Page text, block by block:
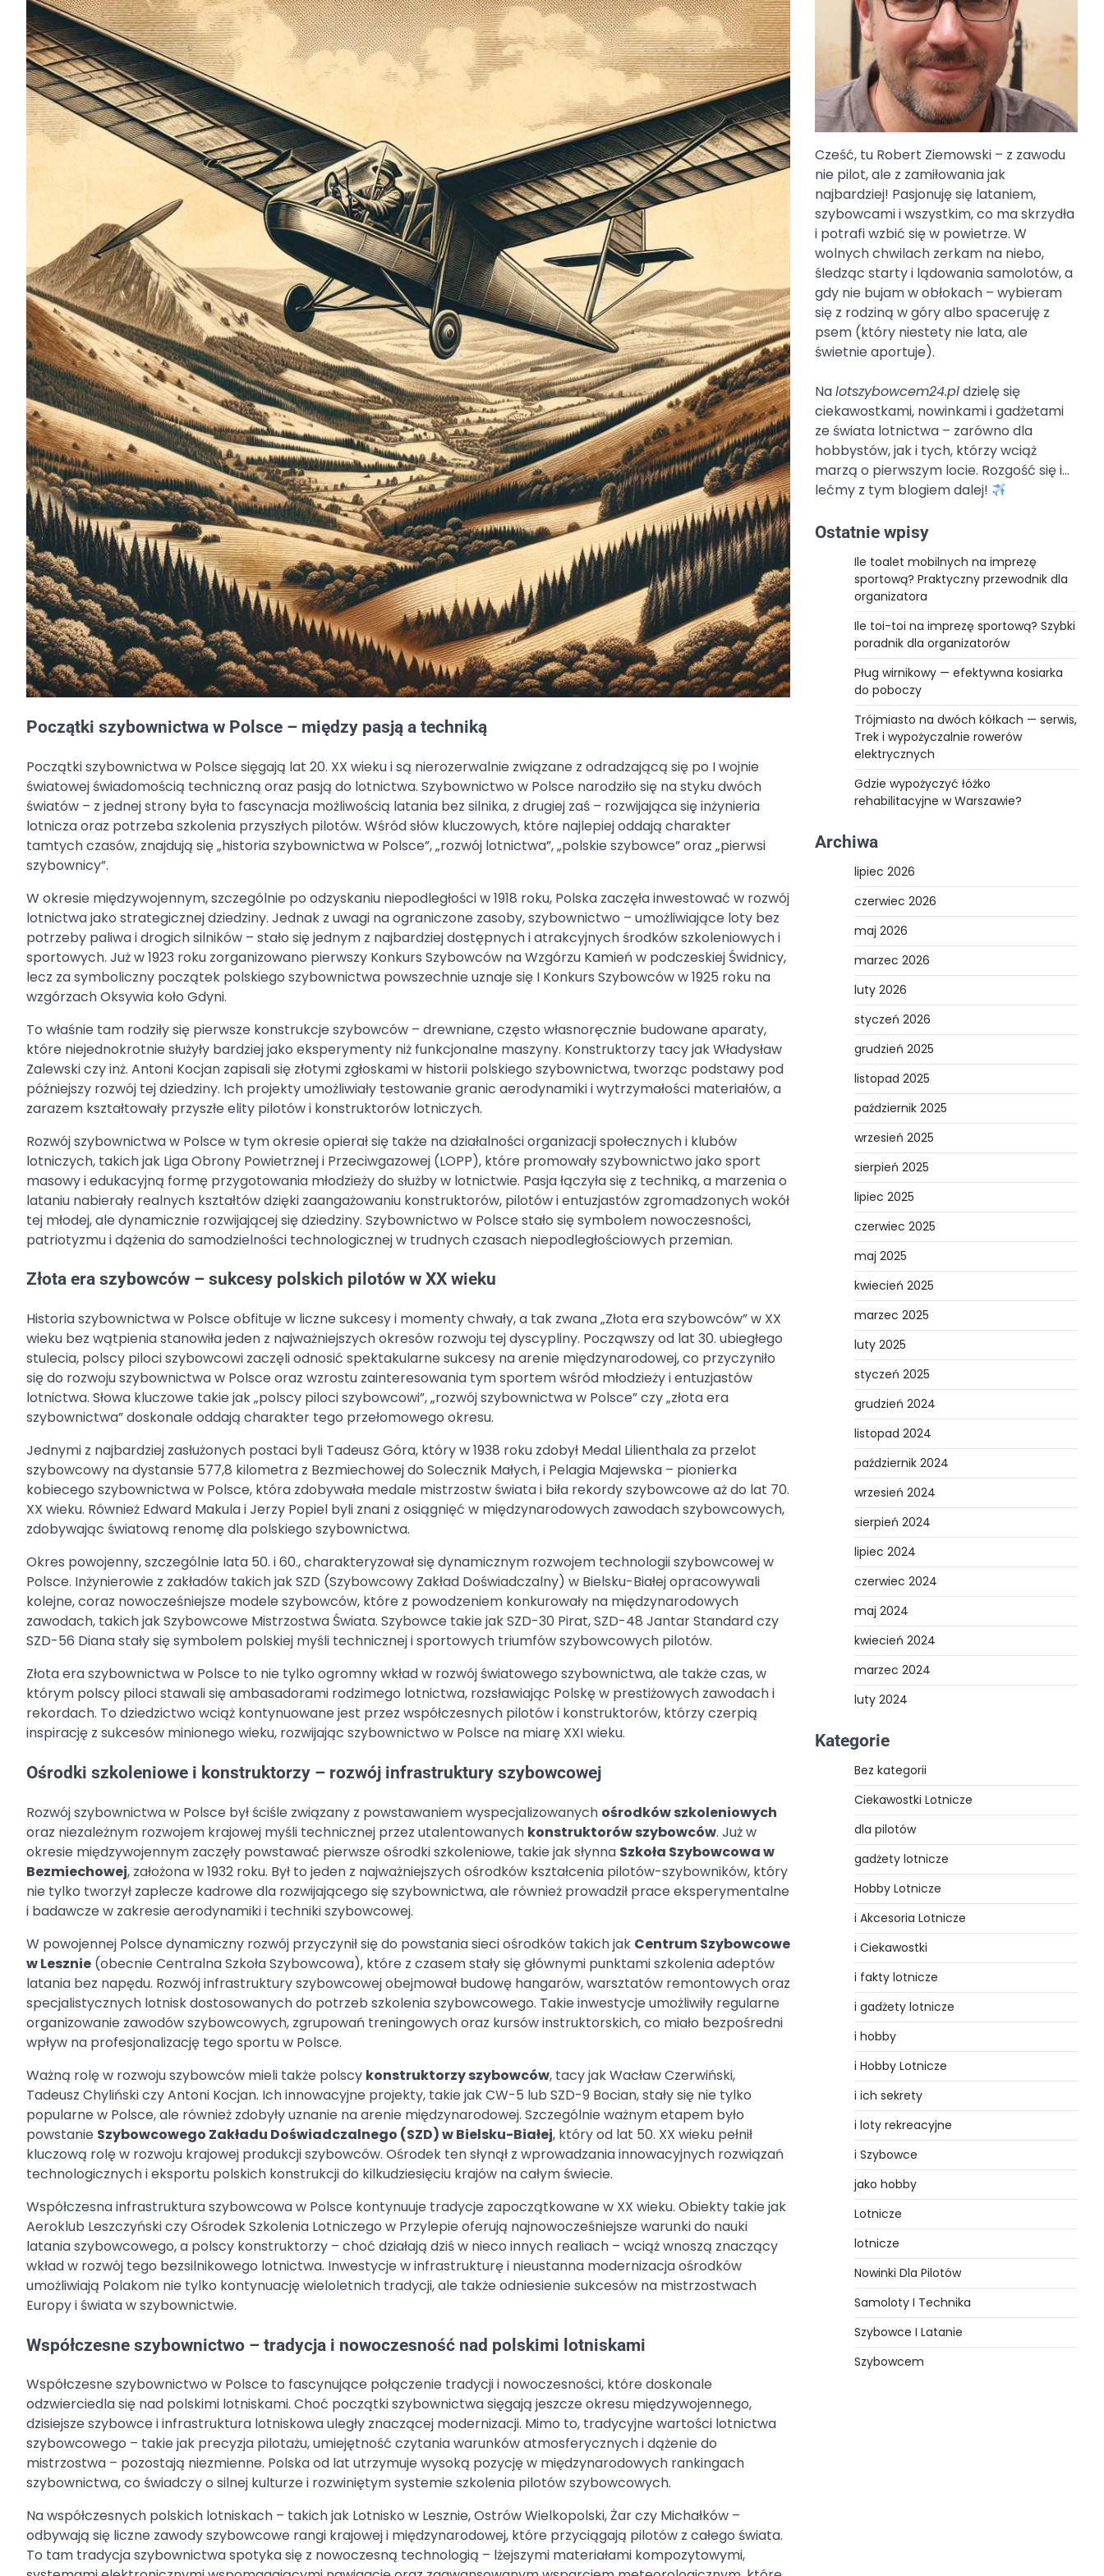
Początki szybownictwa w Polsce – między pasją a techniką
Początki szybownictwa w Polsce sięgają lat 20. XX wieku i są nierozerwalnie związane z odradzającą się po I wojnie
światowej świadomością techniczną oraz pasją do lotnictwa. Szybownictwo w Polsce narodziło się na styku dwóch
światów – z jednej strony była to fascynacja możliwością latania bez silnika, z drugiej zaś – rozwijająca się inżynieria
lotnicza oraz potrzeba szkolenia przyszłych pilotów. Wśród słów kluczowych, które najlepiej oddają charakter
tamtych czasów, znajdują się „historia szybownictwa w Polsce”, „rozwój lotnictwa”, „polskie szybowce” oraz „pierwsi
szybownicy”.
W okresie międzywojennym, szczególnie po odzyskaniu niepodległości w 1918 roku, Polska zaczęła inwestować w rozwój
lotnictwa jako strategicznej dziedziny. Jednak z uwagi na ograniczone zasoby, szybownictwo – umożliwiające loty bez
potrzeby paliwa i drogich silników – stało się jednym z najbardziej dostępnych i atrakcyjnych środków szkoleniowych i
sportowych. Już w 1923 roku zorganizowano pierwszy Konkurs Szybowców na Wzgórzu Kamień w podczeskiej Świdnicy,
lecz za symboliczny początek polskiego szybownictwa powszechnie uznaje się I Konkurs Szybowców w 1925 roku na
wzgórzach Oksywia koło Gdyni.
To właśnie tam rodziły się pierwsze konstrukcje szybowców – drewniane, często własnoręcznie budowane aparaty,
które niejednokrotnie służyły bardziej jako eksperymenty niż funkcjonalne maszyny. Konstruktorzy tacy jak Władysław
Zalewski czy inż. Antoni Kocjan zapisali się złotymi zgłoskami w historii polskiego szybownictwa, tworząc podstawy pod
późniejszy rozwój tej dziedziny. Ich projekty umożliwiały testowanie granic aerodynamiki i wytrzymałości materiałów, a
zarazem kształtowały przyszłe elity pilotów i konstruktorów lotniczych.
Rozwój szybownictwa w Polsce w tym okresie opierał się także na działalności organizacji społecznych i klubów
lotniczych, takich jak Liga Obrony Powietrznej i Przeciwgazowej (LOPP), które promowały szybownictwo jako sport
masowy i edukacyjną formę przygotowania młodzieży do służby w lotnictwie. Pasja łączyła się z techniką, a marzenia o
lataniu nabierały realnych kształtów dzięki zaangażowaniu konstruktorów, pilotów i entuzjastów zgromadzonych wokół
tej młodej, ale dynamicznie rozwijającej się dziedziny. Szybownictwo w Polsce stało się symbolem nowoczesności,
patriotyzmu i dążenia do samodzielności technologicznej w trudnych czasach niepodległościowych przemian.
Złota era szybowców – sukcesy polskich pilotów w XX wieku
Historia szybownictwa w Polsce obfituje w liczne sukcesy i momenty chwały, a tak zwana „Złota era szybowców” w XX
wieku bez wątpienia stanowiła jeden z najważniejszych okresów rozwoju tej dyscypliny. Począwszy od lat 30. ubiegłego
stulecia, polscy piloci szybowcowi zaczęli odnosić spektakularne sukcesy na arenie międzynarodowej, co przyczyniło
się do rozwoju szybownictwa w Polsce oraz wzrostu zainteresowania tym sportem wśród młodzieży i entuzjastów
lotnictwa. Słowa kluczowe takie jak „polscy piloci szybowcowi”, „rozwój szybownictwa w Polsce” czy „złota era
szybownictwa” doskonale oddają charakter tego przełomowego okresu.
Jednymi z najbardziej zasłużonych postaci byli Tadeusz Góra, który w 1938 roku zdobył Medal Lilienthala za przelot
szybowcowy na dystansie 577,8 kilometra z Bezmiechowej do Solecznik Małych, i Pelagia Majewska – pionierka
kobiecego szybownictwa w Polsce, która zdobywała medale mistrzostw świata i biła rekordy szybowcowe aż do lat 70.
XX wieku. Również Edward Makula i Jerzy Popiel byli znani z osiągnięć w międzynarodowych zawodach szybowcowych,
zdobywając światową renomę dla polskiego szybownictwa.
Okres powojenny, szczególnie lata 50. i 60., charakteryzował się dynamicznym rozwojem technologii szybowcowej w
Polsce. Inżynierowie z zakładów takich jak SZD (Szybowcowy Zakład Doświadczalny) w Bielsku-Białej opracowywali
kolejne, coraz nowocześniejsze modele szybowców, które z powodzeniem konkurowały na międzynarodowych
zawodach, takich jak Szybowcowe Mistrzostwa Świata. Szybowce takie jak SZD-30 Pirat, SZD-48 Jantar Standard czy
SZD-56 Diana stały się symbolem polskiej myśli technicznej i sportowych triumfów szybowcowych pilotów.
Złota era szybownictwa w Polsce to nie tylko ogromny wkład w rozwój światowego szybownictwa, ale także czas, w
którym polscy piloci stawali się ambasadorami rodzimego lotnictwa, rozsławiając Polskę w prestiżowych zawodach i
rekordach. To dziedzictwo wciąż kontynuowane jest przez współczesnych pilotów i konstruktorów, którzy czerpią
inspirację z sukcesów minionego wieku, rozwijając szybownictwo w Polsce na miarę XXI wieku.
Ośrodki szkoleniowe i konstruktorzy – rozwój infrastruktury szybowcowej
Rozwój szybownictwa w Polsce był ściśle związany z powstawaniem wyspecjalizowanych ośrodków szkoleniowych
oraz niezależnym rozwojem krajowej myśli technicznej przez utalentowanych konstruktorów szybowców. Już w
okresie międzywojennym zaczęły powstawać pierwsze ośrodki szkoleniowe, takie jak słynna Szkoła Szybowcowa w
Bezmiechowej, założona w 1932 roku. Był to jeden z najważniejszych ośrodków kształcenia pilotów-szybowników, który
nie tylko tworzył zaplecze kadrowe dla rozwijającego się szybownictwa, ale również prowadził prace eksperymentalne
i badawcze w zakresie aerodynamiki i techniki szybowcowej.
W powojennej Polsce dynamiczny rozwój przyczynił się do powstania sieci ośrodków takich jak Centrum Szybowcowe
w Lesznie (obecnie Centralna Szkoła Szybowcowa), które z czasem stały się głównymi punktami szkolenia adeptów
latania bez napędu. Rozwój infrastruktury szybowcowej obejmował budowę hangarów, warsztatów remontowych oraz
specjalistycznych lotnisk dostosowanych do potrzeb szkolenia szybowcowego. Takie inwestycje umożliwiły regularne
organizowanie zawodów szybowcowych, zgrupowań treningowych oraz kursów instruktorskich, co miało bezpośredni
wpływ na profesjonalizację tego sportu w Polsce.
Ważną rolę w rozwoju szybowców mieli także polscy konstruktorzy szybowców, tacy jak Wacław Czerwiński,
Tadeusz Chyliński czy Antoni Kocjan. Ich innowacyjne projekty, takie jak CW-5 lub SZD-9 Bocian, stały się nie tylko
popularne w Polsce, ale również zdobyły uznanie na arenie międzynarodowej. Szczególnie ważnym etapem było
powstanie Szybowcowego Zakładu Doświadczalnego (SZD) w Bielsku-Białej, który od lat 50. XX wieku pełnił
kluczową rolę w rozwoju krajowej produkcji szybowców. Ośrodek ten słynął z wprowadzania innowacyjnych rozwiązań
technologicznych i eksportu polskich konstrukcji do kilkudziesięciu krajów na całym świecie.
Współczesna infrastruktura szybowcowa w Polsce kontynuuje tradycje zapoczątkowane w XX wieku. Obiekty takie jak
Aeroklub Leszczyński czy Ośrodek Szkolenia Lotniczego w Przylepie oferują najnowocześniejsze warunki do nauki
latania szybowcowego, a polscy konstruktorzy – choć działają dziś w nieco innych realiach – wciąż wnoszą znaczący
wkład w rozwój tego bezsilnikowego lotnictwa. Inwestycje w infrastrukturę i nieustanna modernizacja ośrodków
umożliwiają Polakom nie tylko kontynuację wieloletnich tradycji, ale także odniesienie sukcesów na mistrzostwach
Europy i świata w szybownictwie.
Współczesne szybownictwo – tradycja i nowoczesność nad polskimi lotniskami
Współczesne szybownictwo w Polsce to fascynujące połączenie tradycji i nowoczesności, które doskonale
odzwierciedla się nad polskimi lotniskami. Choć początki szybownictwa sięgają jeszcze okresu międzywojennego,
dzisiejsze szybowce i infrastruktura lotniskowa uległy znaczącej modernizacji. Mimo to, tradycyjne wartości lotnictwa
szybowcowego – takie jak precyzja pilotażu, umiejętność czytania warunków atmosferycznych i dążenie do
mistrzostwa – pozostają niezmienne. Polska od lat utrzymuje wysoką pozycję w międzynarodowych rankingach
szybownictwa, co świadczy o silnej kulturze i rozwiniętym systemie szkolenia pilotów szybowcowych.
Na współczesnych polskich lotniskach – takich jak Lotnisko w Lesznie, Ostrów Wielkopolski, Żar czy Michałków –
odbywają się liczne zawody szybowcowe rangi krajowej i międzynarodowej, które przyciągają pilotów z całego świata.
To tam tradycja szybownictwa spotyka się z nowoczesną technologią – lżejszymi materiałami kompozytowymi,
Cześć, tu Robert Ziemowski – z zawodu
nie pilot, ale z zamiłowania jak
najbardziej! Pasjonuję się lataniem,
szybowcami i wszystkim, co ma skrzydła
i potrafi wzbić się w powietrze. W
wolnych chwilach zerkam na niebo,
śledząc starty i lądowania samolotów, a
gdy nie bujam w obłokach – wybieram
się z rodziną w góry albo spaceruję z
psem (który niestety nie lata, ale
świetnie aportuje).
Nalotszybowcem24.pldzielę się
ciekawostkami, nowinkami i gadżetami
ze świata lotnictwa – zarówno dla
hobbystów, jak i tych, którzy wciąż
marzą o pierwszym locie. Rozgość się i…
lećmy z tym blogiem dalej!
Ostatnie wpisy
Ile toalet mobilnych na imprezę
sportową? Praktyczny przewodnik dla
organizatora
Ile toi-toi na imprezę sportową? Szybki
poradnik dla organizatorów
Pług wirnikowy — efektywna kosiarka
do poboczy
Trójmiasto na dwóch kółkach — serwis,
Trek i wypożyczalnie rowerów
elektrycznych
Gdzie wypożyczyć łóżko
rehabilitacyjne w Warszawie?
Archiwa
lipiec 2026
czerwiec 2026
maj 2026
marzec 2026
luty 2026
styczeń 2026
grudzień 2025
listopad 2025
październik 2025
wrzesień 2025
sierpień 2025
lipiec 2025
czerwiec 2025
maj 2025
kwiecień 2025
marzec 2025
luty 2025
styczeń 2025
grudzień 2024
listopad 2024
październik 2024
wrzesień 2024
sierpień 2024
lipiec 2024
czerwiec 2024
maj 2024
kwiecień 2024
marzec 2024
luty 2024
Kategorie
Bez kategorii
Ciekawostki Lotnicze
dla pilotów
gadżety lotnicze
Hobby Lotnicze
i Akcesoria Lotnicze
i Ciekawostki
i fakty lotnicze
i gadżety lotnicze
i hobby
i Hobby Lotnicze
i ich sekrety
i loty rekreacyjne
i Szybowce
jako hobby
Lotnicze
lotnicze
Nowinki Dla Pilotów
Samoloty I Technika
Szybowce I Latanie
Szybowcem